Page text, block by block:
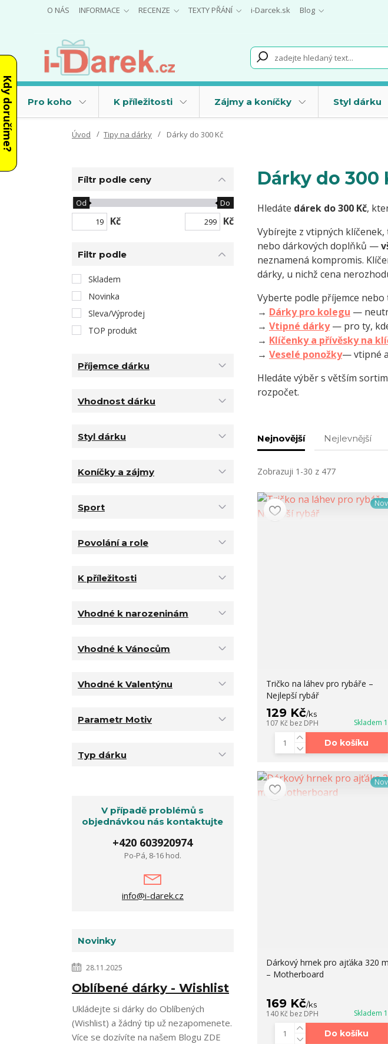
O NÁS INFORMACE RECENZE TEXTY PŘÁNÍ i-Darcek.sk
Blog
Pro koho K příležitosti Zájmy a koníčky Styl dárku
Úvod Tipy na dárky Dárky do 300 Kč
Dárky do 300
Hledáte dárek do 300 Kč,
Vybírejte z vtipných
nebo dárkových doplňků —
neznamená kompromis.
dárky, u nichž cena
Vyberte podle příjemce nebo
→ Dárky pro kolegu —
→ Vtipné dárky— pro ty,
→ Klíčenky a přívěsky na
→ Veselé ponožky— vtipné
Hledáte výběr s větším
rozpočet.
Nejnovější Nejlevnější
Zobrazuji 1-30 z 477
Tričko na láhev pro rybáře –
Nejlepší rybář
129 Kč/ks
107 Kč bez DPH Skladem
Do košíku
Dárkový hrnek pro ajťáka 320
– Motherboard
169 Kč/ks
140 Kč bez DPH Skladem
Do košíku
Fíltr podle ceny
Kč
Od Do
Kč
Filtr podle
Skladem
Novinka
Sleva/Výprodej
TOP produkt
Příjemce dárku
Vhodnost dárku
Styl dárku
Koníčky a zájmy
Sport
Povolání a role
K příležitosti
Vhodné k narozeninám
Vhodné k Vánocům
Vhodné k Valentýnu
Parametr Motiv
Typ dárku
V případě problémů s
objednávkou nás kontaktujte
+420 603920974
Po-Pá, 8-16 hod.
info@i-darek.cz
Novinky
28.11.2025
Oblíbené dárky - Wishlist
Ukládejte si dárky do Oblíbených
(Wishlist) a žádný tip už nezapomenete.
Více se dozívíte na našem Blogu ZDE
Kdy doručíme?